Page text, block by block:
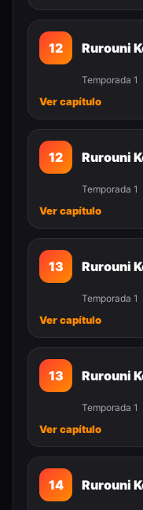
12 Rurouni
Temporada 1
Ver capítulo
12 Rurouni
Temporada 1
Ver capítulo
13 Rurouni
Temporada 1
Ver capítulo
13 Rurouni
Temporada 1
Ver capítulo
14 Rurouni